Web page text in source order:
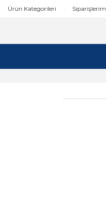
Ürün Kategorileri Siparişlerim